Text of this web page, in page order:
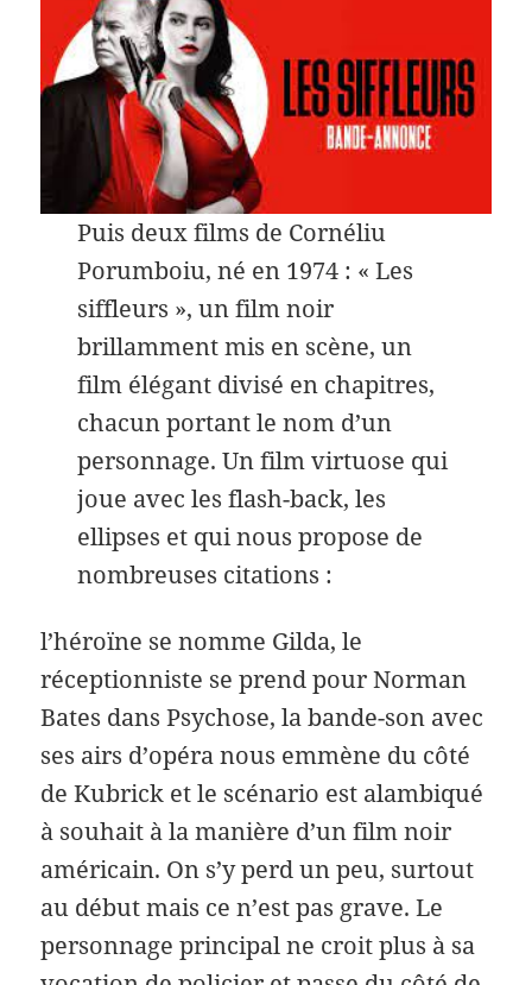
Puis deux films de Cornéliu
Porumboiu, né en 1974 : « Les
siffleurs », un film noir
brillamment mis en scène, un
film élégant divisé en chapitres,
chacun portant le nom d’un
personnage. Un film virtuose qui
joue avec les flash-back, les
ellipses et qui nous propose de
nombreuses citations :
l’héroïne se nomme Gilda, le
réceptionniste se prend pour Norman
Bates dans Psychose, la bande-son avec
ses airs d’opéra nous emmène du côté
de Kubrick et le scénario est alambiqué
à souhait à la manière d’un film noir
américain. On s’y perd un peu, surtout
au début mais ce n’est pas grave. Le
personnage principal ne croit plus à sa